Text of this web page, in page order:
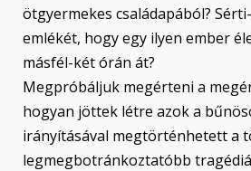
ötgyermekes családapából?
emlékét, hogy egy ilyen ember
másfél-két órán át?
Megpróbáljuk megérteni a
hogyan jöttek létre azok a
irányításával megtörténhetett a
legmegbotránkoztatóbb